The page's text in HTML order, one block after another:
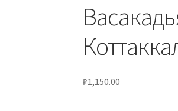
₽1,150.00